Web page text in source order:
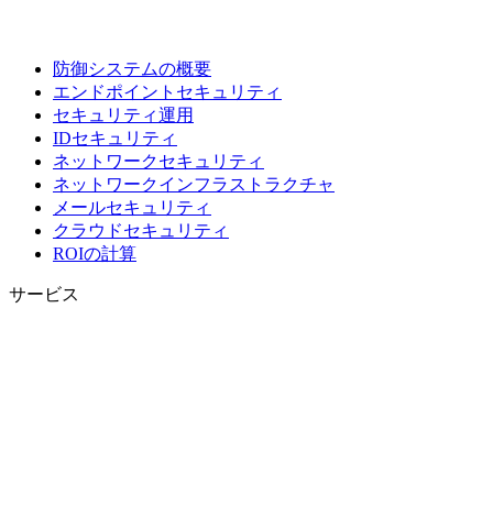
防御システムの概要
エンドポイントセキュリティ
セキュリティ運用
IDセキュリティ
ネットワークセキュリティ
ネットワークインフラストラクチャ
メールセキュリティ
クラウドセキュリティ
ROIの計算
サービス